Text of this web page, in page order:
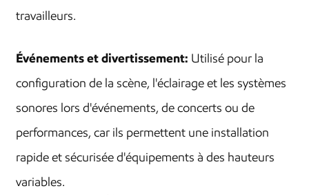
travailleurs.
Événements et divertissement: Utilisé pour la
configuration de la scène, l'éclairage et les systèmes
sonores lors d'événements, de concerts ou de
performances, car ils permettent une installation
rapide et sécurisée d'équipements à des hauteurs
variables.